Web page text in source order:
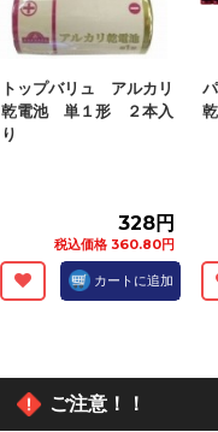
トップバリュ アルカリ
乾電池 単１形 ２本入
り
328円
税込価格 360.80円
カートに追加
ご注意！！